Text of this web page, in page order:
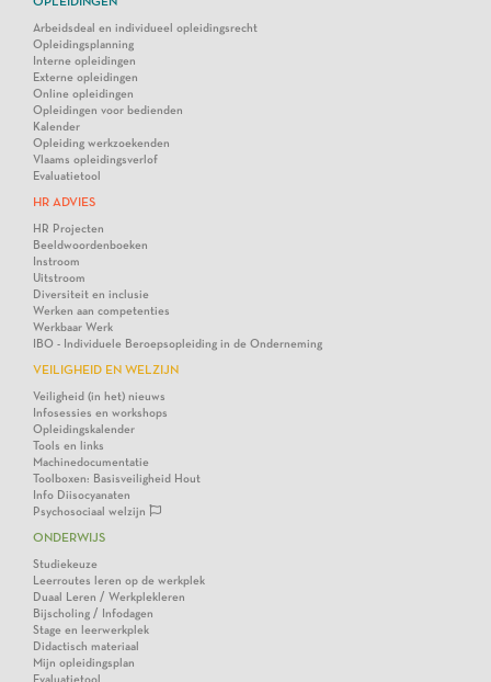
Arbeidsdeal en individueel opleidingsrecht
Opleidingsplanning
Interne opleidingen
Externe opleidingen
Online opleidingen
Opleidingen voor bedienden
Kalender
Opleiding werkzoekenden
Vlaams opleidingsverlof
Evaluatietool
HR ADVIES
HR Projecten
Beeldwoordenboeken
Instroom
Uitstroom
Diversiteit en inclusie
Werken aan competenties
Werkbaar Werk
IBO - Individuele Beroepsopleiding in de Onderneming
VEILIGHEID EN WELZIJN
Veiligheid (in het) nieuws
Infosessies en workshops
Opleidingskalender
Tools en links
Machinedocumentatie
Toolboxen: Basisveiligheid Hout
Info Diisocyanaten
Psychosociaal welzijn
ONDERWIJS
Studiekeuze
Leerroutes leren op de werkplek
Duaal Leren / Werkplekleren
Bijscholing / Infodagen
Stage en leerwerkplek
Didactisch materiaal
Mijn opleidingsplan
Evaluatietool